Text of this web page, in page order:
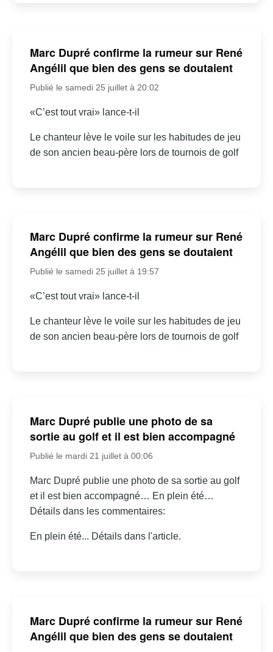
Marc Dupré confirme la rumeur sur René
Angélil que bien des gens se doutaient
Publié le samedi 25 juillet à 20:02
«C’est tout vrai» lance-t-il
Le chanteur lève le voile sur les habitudes de jeu
de son ancien beau-père lors de tournois de golf
Marc Dupré confirme la rumeur sur René
Angélil que bien des gens se doutaient
Publié le samedi 25 juillet à 19:57
«C’est tout vrai» lance-t-il
Le chanteur lève le voile sur les habitudes de jeu
de son ancien beau-père lors de tournois de golf
Marc Dupré publie une photo de sa
sortie au golf et il est bien accompagné
Publié le mardi 21 juillet à 00:06
Marc Dupré publie une photo de sa sortie au golf
et il est bien accompagné… En plein été…
Détails dans les commentaires:
En plein été... Détails dans l'article.
Marc Dupré confirme la rumeur sur René
Angélil que bien des gens se doutaient